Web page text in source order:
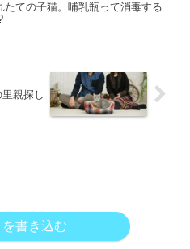
たての子猫。哺乳瓶って消毒する
親探し
書き込む